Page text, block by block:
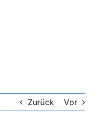
Zurück Vor